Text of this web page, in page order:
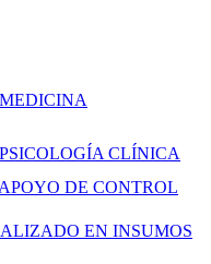
CLÍNICA
DE CONTROL
EN INSUMOS